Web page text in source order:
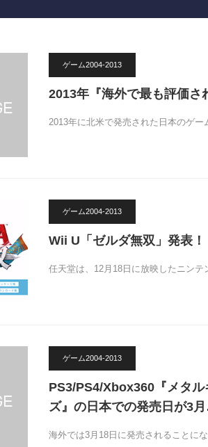
ゲーム2004-2013
2013年『海外で最も評価さ
2013年に北米で発売された日本のゲ
ゲーム2004-2013
Wii U「ゼルダ無双」発表
任天堂は、12月18日に放映したニン
ゲーム2004-2013
PS3/PS4/Xbox360『メタ
ズ』の日本での発売日が3
海外では3月18日に発売されることに